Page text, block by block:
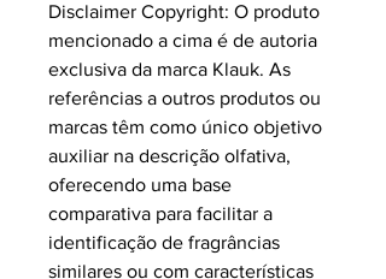
Disclaimer Copyright: O produto
mencionado a cima é de autoria
exclusiva da marca Klauk. As
referências a outros produtos ou
marcas têm como único objetivo
auxiliar na descrição olfativa,
oferecendo uma base
comparativa para facilitar a
identificação de fragrâncias
similares ou com características